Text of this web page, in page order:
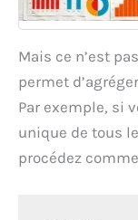
Mais ce n’est
permet
Par exemple, si
unique de tous
procédez